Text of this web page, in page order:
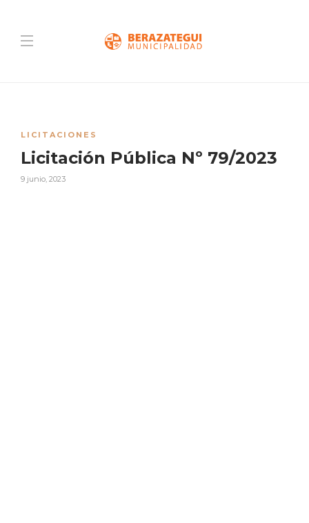
LICITACIONES
Licitación Pública Nº 79/2023
9 junio, 2023